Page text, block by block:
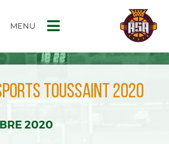
MENU
TOUSSAINT 2020
2020